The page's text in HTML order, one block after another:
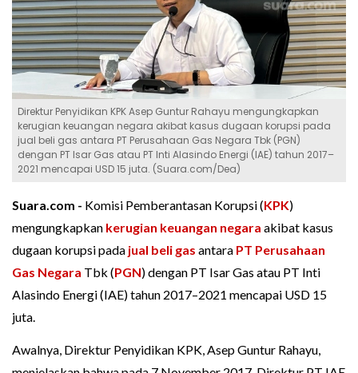
Direktur Penyidikan KPK Asep Guntur Rahayu mengungkapkan
kerugian keuangan negara akibat kasus dugaan korupsi pada
jual beli gas antara PT Perusahaan Gas Negara Tbk (PGN)
dengan PT Isar Gas atau PT Inti Alasindo Energi (IAE) tahun 2017–
2021 mencapai USD 15 juta. (Suara.com/Dea)
Suara.com - Komisi Pemberantasan Korupsi (KPK)
mengungkapkan kerugian keuangan negara akibat kasus
dugaan korupsi pada jual beli gas antara PT Perusahaan
Gas Negara Tbk (PGN) dengan PT Isar Gas atau PT Inti
Alasindo Energi (IAE) tahun 2017–2021 mencapai USD 15
juta.
Awalnya, Direktur Penyidikan KPK, Asep Guntur Rahayu,